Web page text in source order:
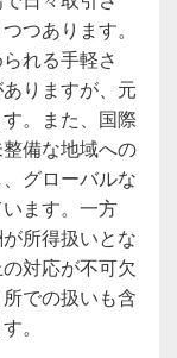
つあります。
れる手軽さ
りますが、元
。また、国際
備な地域への
グローバルな
ます。一方
所得扱いとな
対応が不可欠
での扱いも含
。